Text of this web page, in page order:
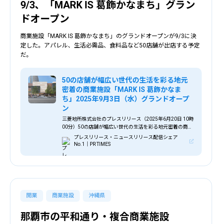
9/3、「MARK IS 葛飾かなまち」グラン
ドオープン
商業施設「MARK IS 葛飾かなまち」のグランドオープンが9/3に決
定した。アパレル、生活必需品、食料品など50店舗が出店する予定
だ。
50の店舗が幅広い世代の生活を彩る地元
密着の商業施設「MARK IS 葛飾かなま
ち」2025年9月3日（水）グランドオープ
ン
三菱地所株式会社のプレスリリース（2025年6月20日 10時
00分）50の店舗が幅広い世代の生活を彩る地元密着の商業
施設「MARK IS 葛飾かなまち」2025年9月3日（水）グラン
ドオープン
プレスリリース・ニュースリリース配信シェア
No.1｜PR TIMES
開業 商業施設 沖縄県
那覇市の平和通り・複合商業施設